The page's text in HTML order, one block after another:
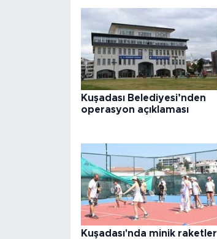
Kuşadası Belediyesi’nden
operasyon açıklaması
Kuşadası'nda minik raketler